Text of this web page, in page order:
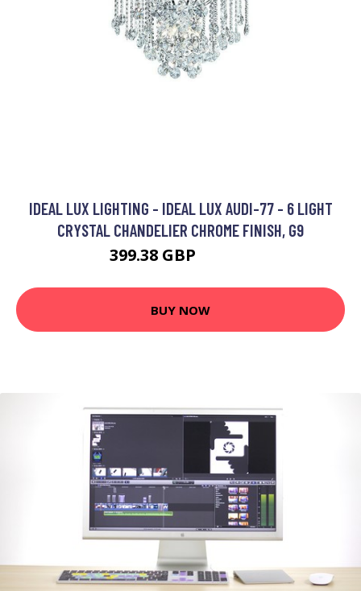
IDEAL LUX LIGHTING - IDEAL LUX AUDI-77 - 6 LIGHT
CRYSTAL CHANDELIER CHROME FINISH, G9
399.38 GBP
BUY NOW